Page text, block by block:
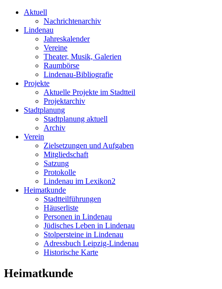
Aktuell
Nachrichtenarchiv
Lindenau
Jahreskalender
Vereine
Theater, Musik, Galerien
Raumbörse
Lindenau-Bibliografie
Projekte
Aktuelle Projekte im Stadtteil
Projektarchiv
Stadtplanung
Stadtplanung aktuell
Archiv
Verein
Zielsetzungen und Aufgaben
Mitgliedschaft
Satzung
Protokolle
Lindenau im Lexikon2
Heimatkunde
Stadtteilführungen
Häuserliste
Personen in Lindenau
Jüdisches Leben in Lindenau
Stolpersteine in Lindenau
Adressbuch Leipzig-Lindenau
Historische Karte
Heimatkunde